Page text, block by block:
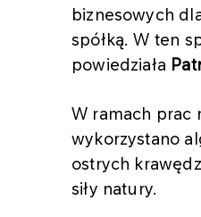
biznesowych
spółką. W ten
powiedziała
W ramach prac
wykorzystano
ostrych
siły natury.